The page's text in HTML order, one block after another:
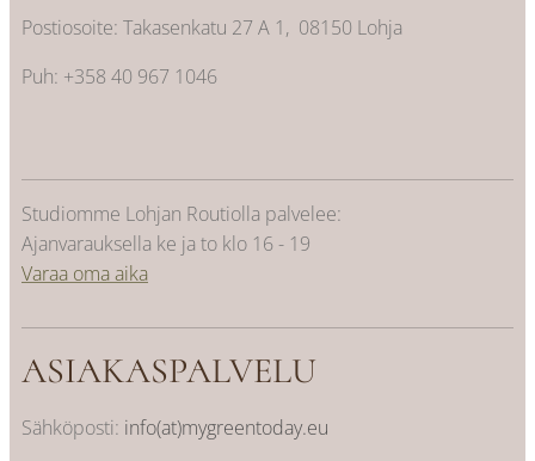
Postiosoite: Takasenkatu 27 A 1, 08150 Lohja
Puh: +358 40 967 1046
Studiomme Lohjan Routiolla palvelee:
Ajanvarauksella ke ja to klo 16 - 19
Varaa oma aika
ASIAKASPALVELU
Sähköposti: info(at)mygreentoday.eu